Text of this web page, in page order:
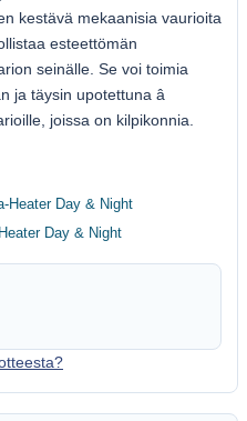
kestävä mekaanisia vaurioita
esteettömän
seinälle. Se voi toimia
täysin upotettuna â
joissa on kilpikonnia.
Heater Day & Night
Day & Night